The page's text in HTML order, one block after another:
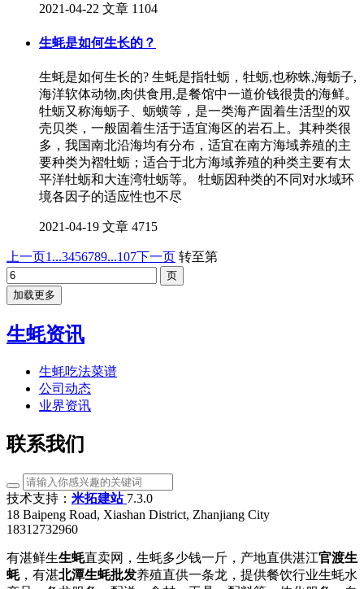
2021-04-22 文章 1104
生蚝是如何生长的？
生蚝是如何生长的? 生蚝是指牡蛎，牡蛎,也称蛛,海蛎子,
海洋软体动物,肉供食用,是餐馆中一道价钱很贵的海鲜。
牡蛎又称海蛎子、蛎蟥等，是一类海产固着生活型的双
壳贝类，一般固着生活于适宜海区的岩石上。其种类很
多，我国南北沿海均有分布，适宜在南方海域养殖的主
要种类为褶牡蛎；适合于北方海域养殖的种类主要有太
平洋牡蛎和大连湾牡蛎等。 牡蛎因种类的不同对水域环
境各因子的适应性也不尽
2021-04-19 文章 4715
上一页1...3456789...107下一页 转至第
加载更多
生蚝资讯
生蚝吃法菜谱
公司动态
业界资讯
联系我们
技术支持： 米拓建站 7.3.0
18 Baipeng Road, Xiashan District, Zhanjiang City
18312732960
有湛鲜生生蚝直卖网，生蚝多少钱一斤，产地直供湛江官渡生
蚝，有湛北潭生蚝批发养殖直供一条龙，提供餐饮行业生蚝水